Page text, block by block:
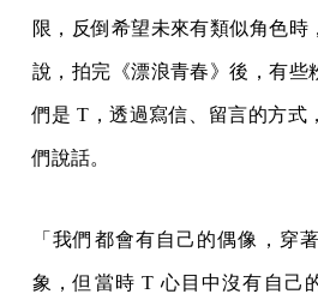
限，反倒希望未來有類似角色時
說，拍完《漂浪青春》後，有些
們是 T，透過寫信、留言的方式
們說話。
「我們都會有自己的偶像，穿
象，但當時 T 心目中沒有自己